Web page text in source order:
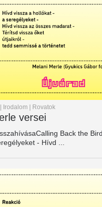
| Irodalom | Rovatok
versei
Back the
- Hívd ...